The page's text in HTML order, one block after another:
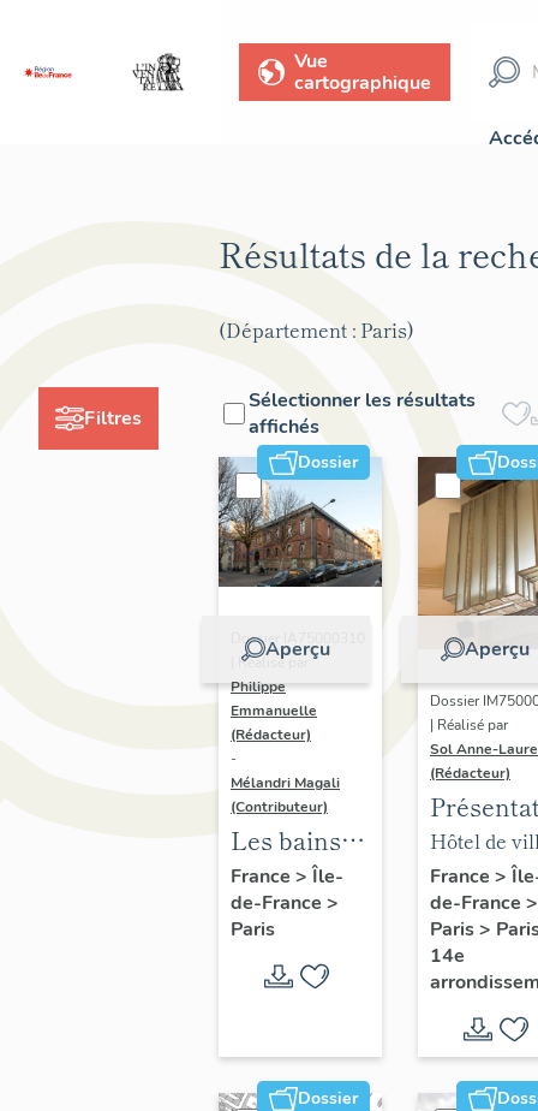
Vue
cartographique
Filtres
Résultats de la
(Département : Paris)
Sélectionner les résultats
affichés
Dossier
Aperçu
Dossier IA75000310
| Réalisé par
Philippe
Emmanuelle
(Rédacteur)
-
Mélandri Magali
(Contributeur)
Les bains
douches
municipaux
de la ville
de Paris
France > Île-
de-France >
Paris
Aperçu
Dossier
| Réalisé par
Sol Anne-Laure
(Rédacteur)
du
de la
annexe
Hôtel de
annexe
France >
de-France >
Paris>
14e
Dossier